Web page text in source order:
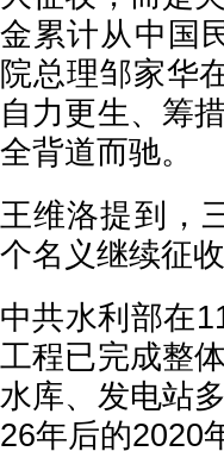
金累计从中国
院总理邹家华
自力更生、筹
全背道而驰。
王维洛提到，
个名义继续征收
中共水利部在
工程已完成整
水库、发电站
26年后的2020